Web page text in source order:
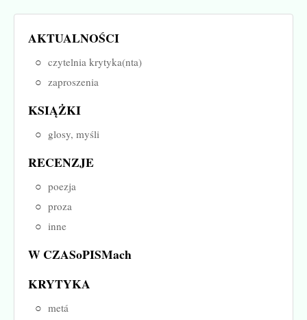
AKTUALNOŚCI
czytelnia krytyka(nta)
zaproszenia
KSIĄŻKI
glosy, myśli
RECENZJE
poezja
proza
inne
W CZASoPISMach
KRYTYKA
metá